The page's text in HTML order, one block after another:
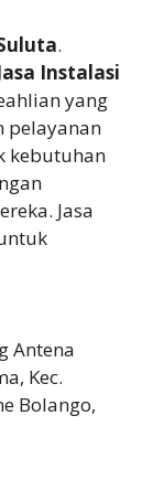
.
Instalasi
yang
pelayanan
kebutuhan
Jasa
Antena
Kec.
Bolango,